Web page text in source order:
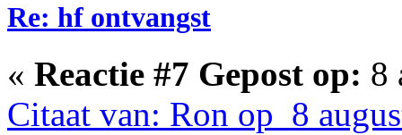
Re: hf ontvangst
« Reactie #7 Gepost op: 8
Citaat van: Ron op 8